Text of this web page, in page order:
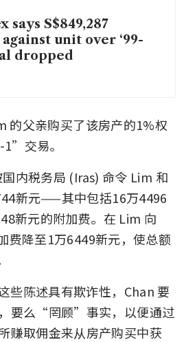
says S$849,287
unit over ‘99-
dropped
的父亲购买了该房产的1%权
交易。
内税务局 (Iras) 命令 Lim 和
新元——其中包括16万4496
新元的附加费。在 Lim 向
费降至1万6449新元，使总额
些陈述具有欺诈性，Chan 要
要么“罔顾”事实，以便通过
赚取佣金来从房产购买中获